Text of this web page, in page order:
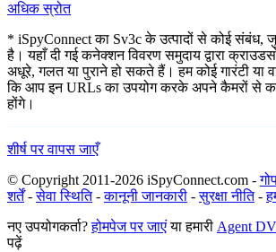
अधिक स्रोत
* iSpyConnect का Sv3c के उत्पादों से कोई संबंध,
है। यहाँ दी गई कनेक्शन विवरण समुदाय द्वारा
अधूरे, गलत या पुराने हो सकते हैं। हम कोई गारंटी या
कि आप इन URLs का उपयोग करके अपने कैमरों से
होंगे।
शीर्ष पर वापस जाएँ
© Copyright 2011-2026 iSpyConnect.com -
शर्तें-सेवा स्थिति-कानूनी जानकारी -सुरक्षा नीति-
नए उपयोगकर्ता?होमपेज पर जाएंया हमारी Agent
पढ़ें